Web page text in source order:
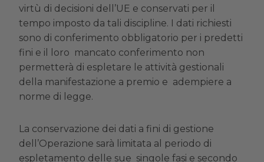
virtù di decisioni dell’UE e conservati per il
tempo imposto da tali discipline. I dati richiesti
sono di conferimento obbligatorio per i predetti
fini e il loro mancato conferimento non
permetterà di espletare le attività gestionali
della manifestazione a premio e adempiere a
norme di legge.
La conservazione dei dati a fini di gestione
dell’Operazione sarà limitata al periodo di
espletamento delle sue singole fasi e secondo